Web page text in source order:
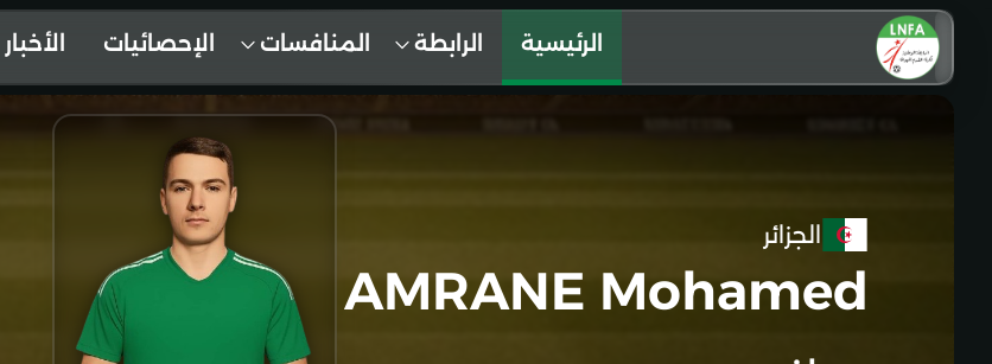
الرئيسية الرابطة المنافسات الإحصائيات الأخبار
الجزائر
AMRANE Mohamed